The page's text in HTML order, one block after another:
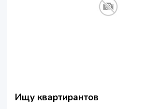
Ищу квартирантов